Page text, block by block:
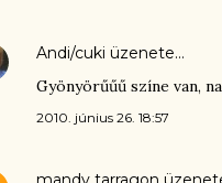
Andi/cuki üzenete…
Gyönyörűűű színe van,
2010. június 26. 18:57